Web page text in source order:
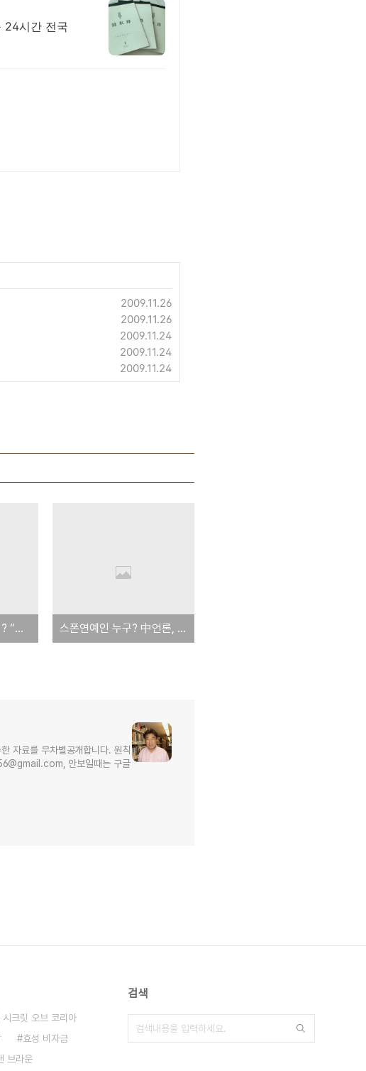
24시간 전국
2009.11.26
2009.11.26
2009.11.24
2009.11.24
2009.11.24
한상률 게이트 터지나 ? “청와대, 안원구국장 사퇴 종용”…‘입막음’ 구속의혹도 제기 - 펌 스폰연예인 누구? 中언론, '스폰받는 韓연예인' 실명 거론 - 펌
자료를 무차별공개합니다. 원칙
안보일때는 구글
시크릿 오브 코리아
효성 비자금
브라운
검색